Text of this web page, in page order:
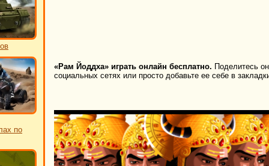
по
«Рам Йоддха» играть онлайн бесплатно. Поделитесь
социальных сетях или просто добавьте ее себе в